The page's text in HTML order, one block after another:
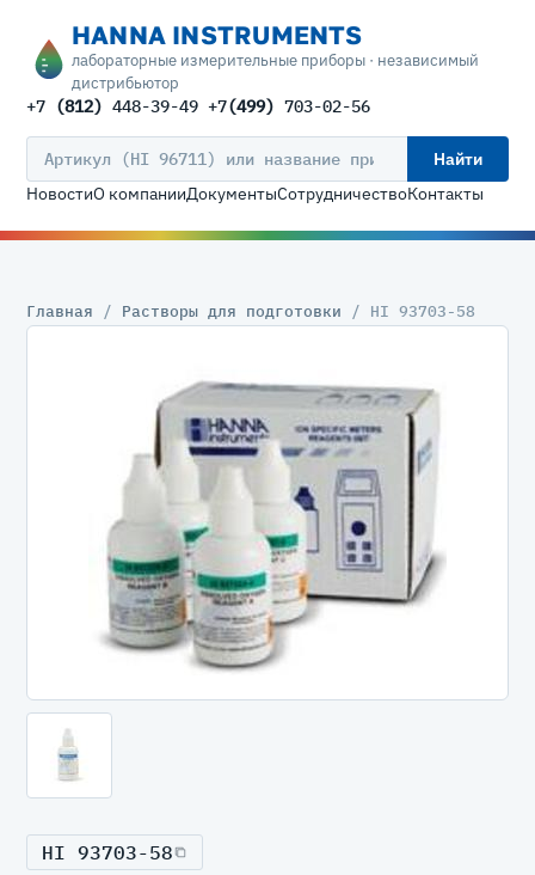
HANNA INSTRUMENTS
лабораторные измерительные приборы · независимый
дистрибьютор
+7 (812) 448-39-49 +7(499) 703-02-56
Найти
НовостиО компанииДокументыСотрудничествоКонтакты
Главная / Растворы для подготовки / HI 93703-58
HI 93703-58